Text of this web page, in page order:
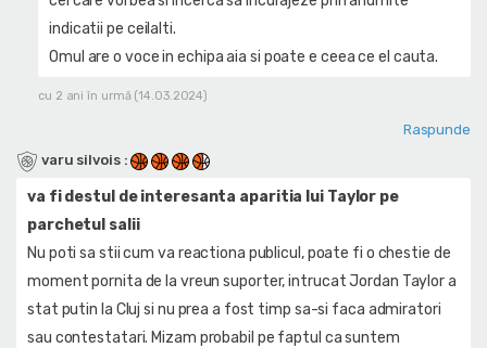
indicatii pe ceilalti.
Omul are o voce in echipa aia si poate e ceea ce el cauta.
cu 2 ani în urmă (14.03.2024)
Raspunde
varu silvois :
va fi destul de interesanta aparitia lui Taylor pe
parchetul salii
Nu poti sa stii cum va reactiona publicul, poate fi o chestie de
moment pornita de la vreun suporter, intrucat Jordan Taylor a
stat putin la Cluj si nu prea a fost timp sa-si faca admiratori
sau contestatari. Mizam probabil pe faptul ca suntem